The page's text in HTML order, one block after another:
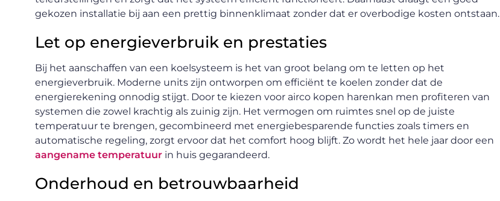
gekozen installatie bij aan een prettig binnenklimaat zonder dat er overbodige kosten ontstaan.
Let op energieverbruik en prestaties
Bij het aanschaffen van een koelsysteem is het van groot belang om te letten op het
energieverbruik. Moderne units zijn ontworpen om efficiënt te koelen zonder dat de
energierekening onnodig stijgt. Door te kiezen voor airco kopen harenkan men profiteren van
systemen die zowel krachtig als zuinig zijn. Het vermogen om ruimtes snel op de juiste
temperatuur te brengen, gecombineerd met energiebesparende functies zoals timers en
automatische regeling, zorgt ervoor dat het comfort hoog blijft. Zo wordt het hele jaar door een
aangename temperatuur in huis gegarandeerd.
Onderhoud en betrouwbaarheid